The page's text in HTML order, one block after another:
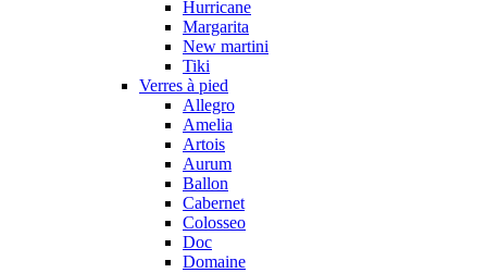
Hurricane
Margarita
New martini
Tiki
Verres à pied
Allegro
Amelia
Artois
Aurum
Ballon
Cabernet
Colosseo
Doc
Domaine